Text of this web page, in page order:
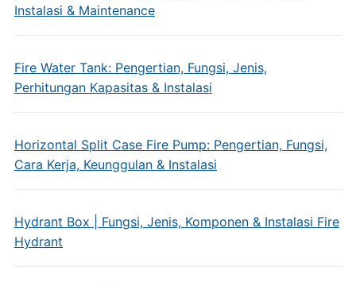
Instalasi & Maintenance
Fire Water Tank: Pengertian, Fungsi, Jenis,
Perhitungan Kapasitas & Instalasi
Horizontal Split Case Fire Pump: Pengertian, Fungsi,
Cara Kerja, Keunggulan & Instalasi
Hydrant Box | Fungsi, Jenis, Komponen & Instalasi Fire
Hydrant